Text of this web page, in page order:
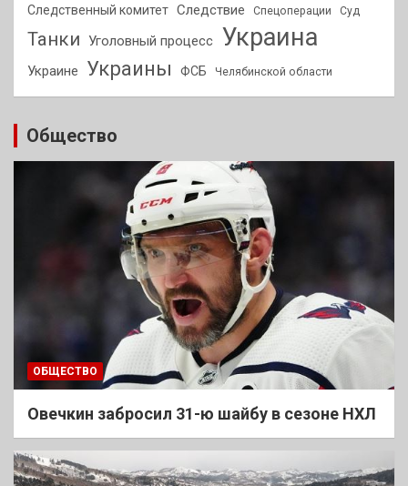
Следственный комитет Следствие Спецоперации Суд
Танки Уголовный процесс Украина
Украине Украины ФСБ Челябинской области
Общество
ОБЩЕСТВО
Овечкин забросил 31-ю шайбу в сезоне НХЛ